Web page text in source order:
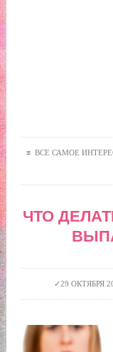
≡ ВСЕ САМОЕ
ЧТО
29 ОКТЯБРЯ